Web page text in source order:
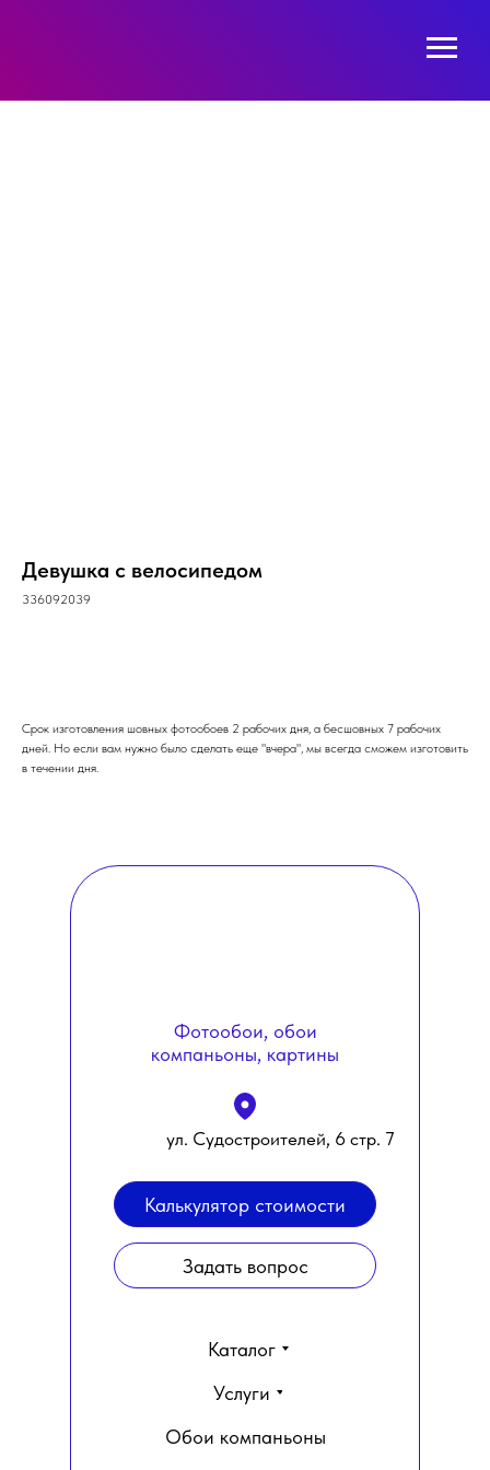
Девушка с велосипедом
336092039
Срок изготовления шовных фотообоев 2 рабочих дня, а бесшовных 7 рабочих
дней. Но если вам нужно было сделать еще "вчера", мы всегда сможем изготовить
в течении дня.
Задать вопрос
Обои компаньоны
Услуги
Каталог
Калькулятор стоимости
ул. Судостроителей, 6 стр. 7
Фотообои, обои
компаньоны, картины